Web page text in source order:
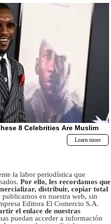
la labor periodística que
Por ello, les recordamos que
distribuir, copiar total
publicamos en nuestra web, sin
Editora El Comercio S.A.
el enlace de nuestras
puedan acceder a información